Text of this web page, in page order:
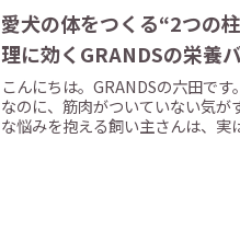
愛犬の体をつくる“2つの柱”高タ
理に効くGRANDSの栄養
こんにちは。GRANDSの六田で
なのに、筋肉がついていない気
な悩みを抱える飼い主さんは、実